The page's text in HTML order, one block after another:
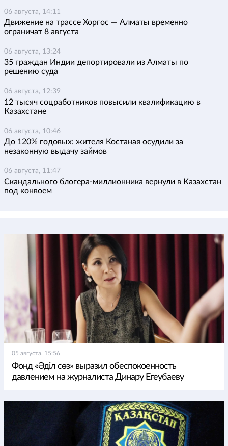
06 августа, 14:11
Движение на трассе Хоргос — Алматы временно
ограничат 8 августа
06 августа, 13:24
35 граждан Индии депортировали из Алматы по
решению суда
06 августа, 12:39
12 тысяч соцработников повысили квалификацию в
Казахстане
06 августа, 10:46
До 120% годовых: жителя Костаная осудили за
незаконную выдачу займов
06 августа, 11:47
Скандального блогера-миллионника вернули в Казахстан
под конвоем
05 августа, 15:56
Фонд «Әділ сөз» выразил обеспокоенность
давлением на журналиста Динару Егеубаеву